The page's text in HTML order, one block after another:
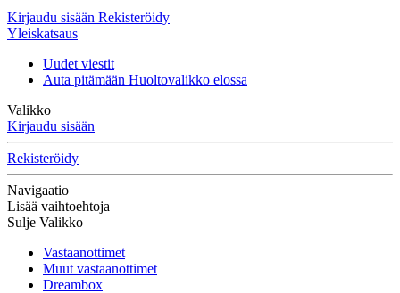
Kirjaudu sisään Rekisteröidy
Yleiskatsaus
Uudet viestit
Auta pitämään Huoltovalikko elossa
Valikko
Kirjaudu sisään
Rekisteröidy
Navigaatio
Lisää vaihtoehtoja
Sulje Valikko
Vastaanottimet
Muut vastaanottimet
Dreambox